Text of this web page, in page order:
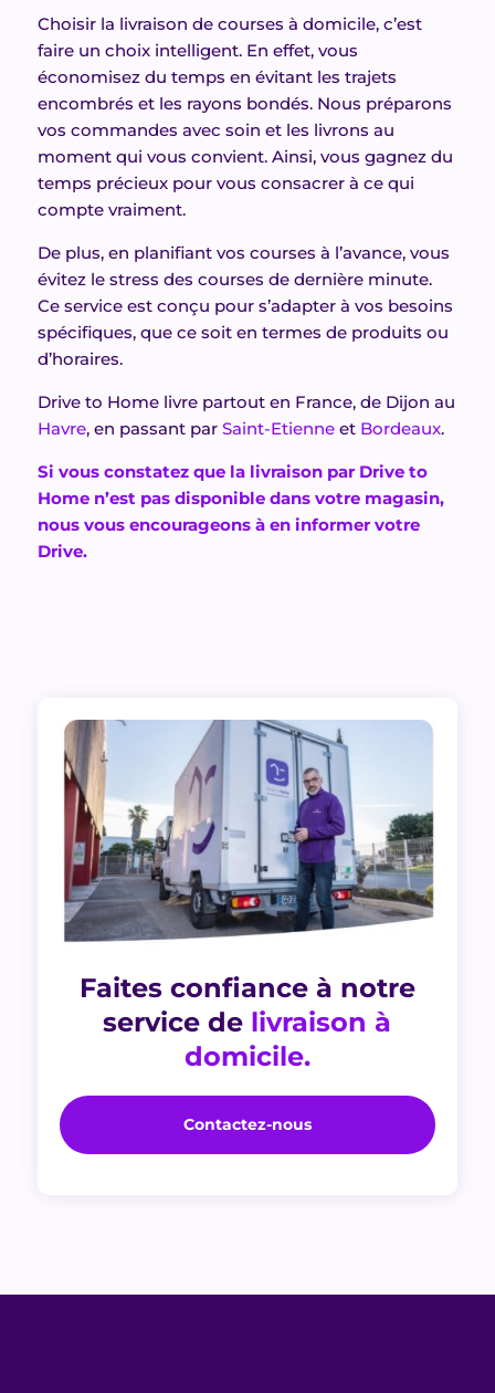
Choisir la livraison de courses à domicile, c’est
faire un choix intelligent. En effet, vous
économisez du temps en évitant les trajets
encombrés et les rayons bondés. Nous préparons
vos commandes avec soin et les livrons au
moment qui vous convient. Ainsi, vous gagnez du
temps précieux pour vous consacrer à ce qui
compte vraiment.
De plus, en planifiant vos courses à l’avance, vous
évitez le stress des courses de dernière minute.
Ce service est conçu pour s’adapter à vos besoins
spécifiques, que ce soit en termes de produits ou
d’horaires.
Drive to Home livre partout en France, de Dijon au
Havre, en passant par Saint-Etienneet Bordeaux.
Si vous constatez que la livraison par Drive to
Home n’est pas disponible dans votre magasin,
nous vous encourageons à en informer votre
Drive.
Faites confiance à notre
service de livraison à
domicile.
Contactez-nous